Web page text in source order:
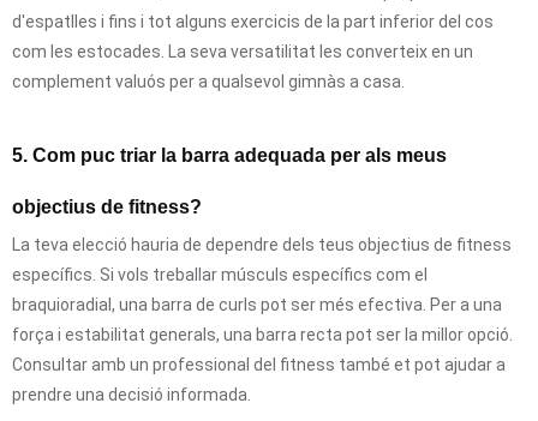
d'espatlles i fins i tot alguns exercicis de la part inferior del cos
com les estocades. La seva versatilitat les converteix en un
complement valuós per a qualsevol gimnàs a casa.
5. Com puc triar la barra adequada per als meus
objectius de fitness?
La teva elecció hauria de dependre dels teus objectius de fitness
específics. Si vols treballar músculs específics com el
braquioradial, una barra de curls pot ser més efectiva. Per a una
força i estabilitat generals, una barra recta pot ser la millor opció.
Consultar amb un professional del fitness també et pot ajudar a
prendre una decisió informada.